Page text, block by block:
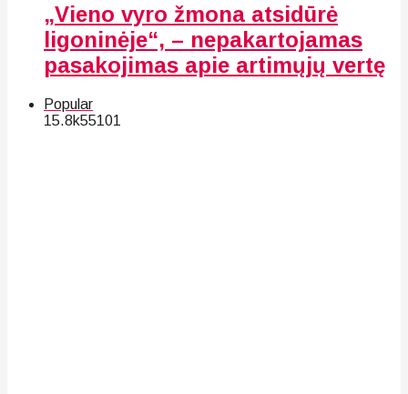
„Vieno vyro žmona atsidūrė
ligoninėje“, – nepakartojamas
pasakojimas apie artimųjų vertę
Popular
15.8k55101